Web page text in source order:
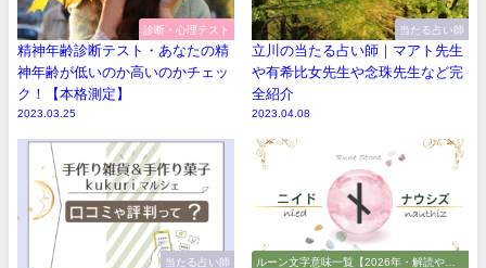
診断・心理テスト
精神年齢診断テスト・あなたの精
神年齢が低いのか高いのかチェッ
ク！【本格測定】
2023.03.25
当たる占い師
立川の当たる占い師｜マアト先生
や有希比女先生や念珠先生など完
全紹介
2023.04.08
当たる占い師
ルーン文字意味一覧【2026年・解読や解